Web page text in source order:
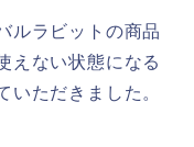
ルラビットの商品
えない状態になる
いただきました。